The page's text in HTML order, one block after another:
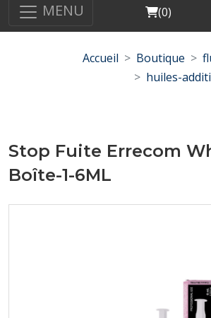
MENU Cart
(0)
Accueil Boutique
huiles-
Stop Fuite Errecom
Boîte-1-6ML